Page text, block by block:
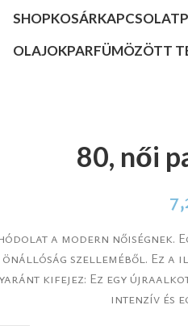
SHOPKOSÁRKAPCSOLAT
OLAJOKPARFÜMÖZÖTT
80, női
a modern nőiségnek.
önállóság szelleméből. Ez a
kifejez: Ez egy
intenzív és